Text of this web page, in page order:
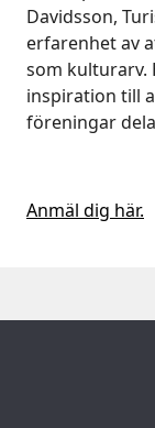
Davidsson,
erfarenhet av
som kulturarv.
inspiration till
föreningar
Anmäl dig här.